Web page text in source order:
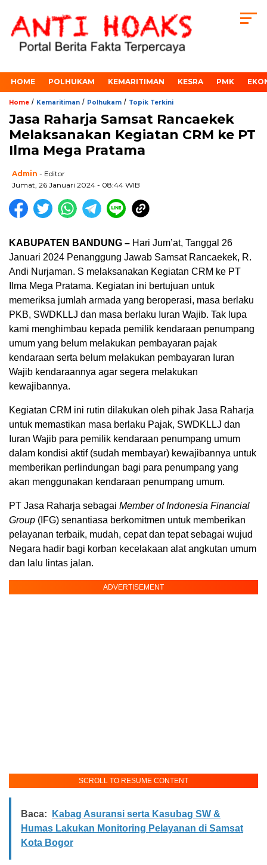
HOME POLHUKAM KEMARITIMAN KESRA PMK
Home / Kemaritiman / Polhukam / Topik Terkini
Jasa Raharja Samsat Rancaekek
Melaksanakan Kegiatan CRM ke PT
Ilma Mega Pratama
Admin - Editor
Jumat, 26 Januari 2024 - 08:44 WIB
KABUPATEN BANDUNG – Hari Jum’at, Tanggal 26
Januari 2024 Penanggung Jawab Samsat Rancaekek, R.
Andi Nurjaman. S melaksanakan Kegiatan CRM ke PT
Ilma Mega Pratama. Kegiatan ini bertujuan untuk
memeriksa jumlah armada yang beroperasi, masa berlaku
PKB, SWDKLLJ dan masa berlaku Iuran Wajib. Tak lupa
kami menghimbau kepada pemilik kendaraan penumpang
umum yang belum melakukan pembayaran pajak
kendaraan serta belum melakukan pembayaran Iuran
Wajib kendaraannya agar segera melakukan
kewajibannya.
Kegiatan CRM ini rutin dilakukan oleh pihak Jasa Raharja
untuk memastikan masa berlaku Pajak, SWDKLLJ dan
Iuran Wajib para pemilik kendaraan penumpang umum
dalam kondisi aktif (sudah membayar) kewajibannya untuk
memberikan perlindungan bagi para penumpang yang
akan menggunakan kendaraan penumpang umum.
PT Jasa Raharja sebagai Member of Indonesia Financial
Group (IFG) senantiasa berkomitmen untuk memberikan
pelayanan terbaik, mudah, cepat dan tepat sebagai wujud
Negara hadir bagi korban kecelakaan alat angkutan umum
dan lalu lintas jalan.
ADVERTISEMENT
SCROLL TO RESUME CONTENT
Baca:
Kabag Asuransi serta Kasubag SW &
Humas Lakukan Monitoring Pelayanan di Samsat
Kota Bogor